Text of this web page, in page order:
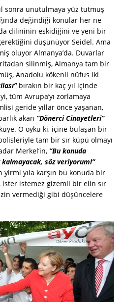
sonra unutulmaya yüz tutmuş
değindiği konular her ne
dilininin eskidiğini ve yeni bir
düşünüyor Seidel. Ama
oluyor Almanya’da. Duvarlar
silinmiş, Almanya tam bir
Anadolu kökenli nüfus iki
bırakın bir kaç yıl içinde
tüm Avrupa’yı zorlamaya
geride yıllar önce yaşanan,
akan ”Dönerci Cinayetleri”
O öykü ki, içine bulaşan bir
tam bir sır küpü olmayı
Merkel’in, ”Bu konuda
söz veriyorum!”
yirmi yıla karşın bu konuda bir
ister istemez gizemli bir elin sır
vermediği gibi düşüncelere